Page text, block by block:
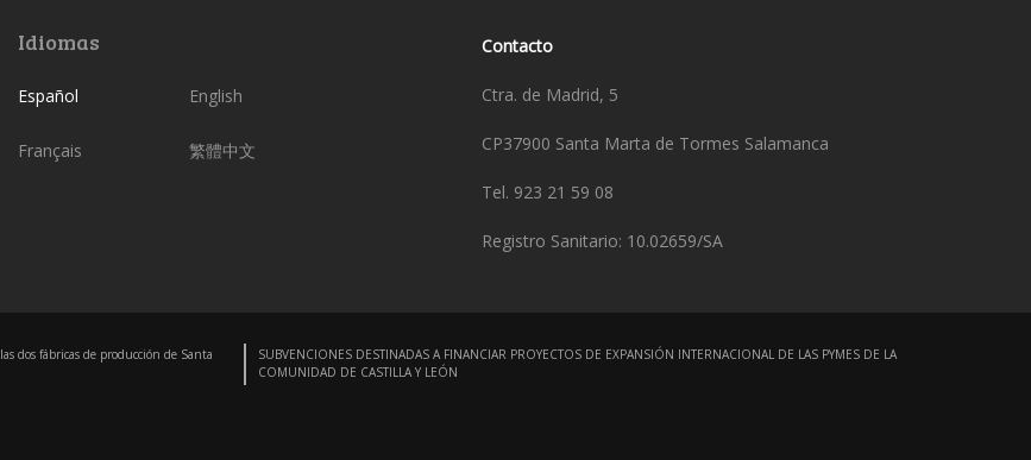
Idiomas
Español English
Français 繁體中文
Contacto
Ctra. de Madrid, 5
CP37900 Santa Marta de Tormes Salamanca
Tel. 923 21 59 08
Registro Sanitario: 10.02659/SA
dos fábricas de producción de Santa
SUBVENCIONES DESTINADAS A FINANCIAR PROYECTOS DE EXPANSIÓN INTERNACIONAL DE LAS PYMES DE LA
COMUNIDAD DE CASTILLA Y LEÓN